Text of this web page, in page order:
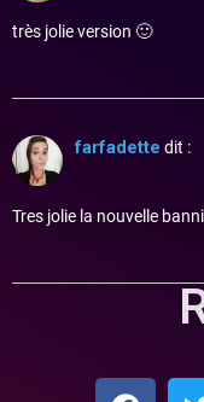
très jolie version 🙂
farfadette dit :
Tres jolie la nouvelle